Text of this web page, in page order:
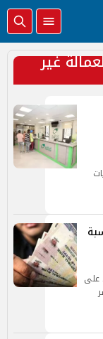
غير
على